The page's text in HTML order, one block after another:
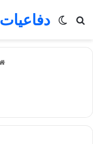
دفاعيات
بحث
الوضع